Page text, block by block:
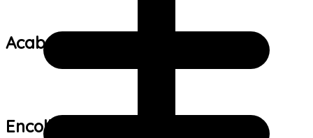
Acabamento:
Encolhimento: